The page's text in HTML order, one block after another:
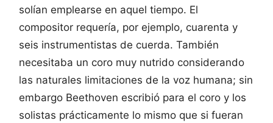
solían emplearse en aquel tiempo. El
compositor requería, por ejemplo, cuarenta y
seis instrumentistas de cuerda. También
necesitaba un coro muy nutrido considerando
las naturales limitaciones de la voz humana; sin
embargo Beethoven escribió para el coro y los
solistas prácticamente lo mismo que si fueran